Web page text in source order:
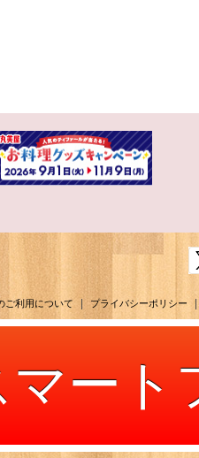
ご利用について プライバシーポリシー
マート